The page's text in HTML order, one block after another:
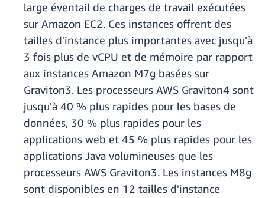
large éventail de charges de travail exécutées
sur Amazon EC2. Ces instances offrent des
tailles d'instance plus importantes avec jusqu'à
3 fois plus de vCPU et de mémoire par rapport
aux instances Amazon M7g basées sur
Graviton3. Les processeurs AWS Graviton4 sont
jusqu'à 40 % plus rapides pour les bases de
données, 30 % plus rapides pour les
applications web et 45 % plus rapides pour les
applications Java volumineuses que les
processeurs AWS Graviton3. Les instances M8g
sont disponibles en 12 tailles d'instance